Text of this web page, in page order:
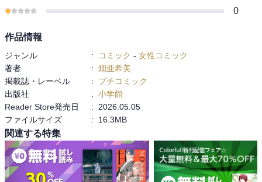
0
作品情報
ジャンル : コミック - 女性コミック
著者
: 畑亜希美
掲載誌・レーベル
:
プチコミック
出版社
: 小学館
Reader Store発売日
:
2026.05.05
ファイルサイズ
: 16.3MB
関連する特集